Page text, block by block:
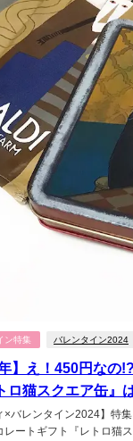
ン特集 バレンタイン2024
年】え！450円なの
ロ猫スクエア缶』
×バレンタイン2024】特
レートギフト『レトロ猫